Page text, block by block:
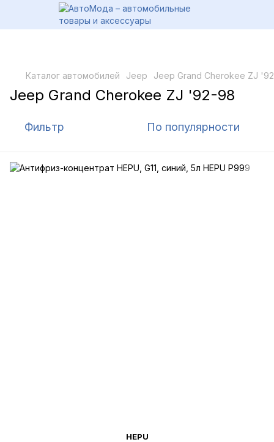
Каталог автомобилей Jeep Jeep Grand Cherokee ZJ
Jeep Grand Cherokee ZJ '92-98
Фильтр По популярности
HEPU